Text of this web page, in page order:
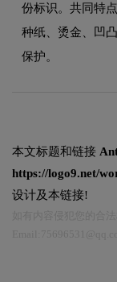
份标识。共同特
种纸、烫金、凹
保护。
本文标题和链接
https://logo9.net/
设计及本链接!